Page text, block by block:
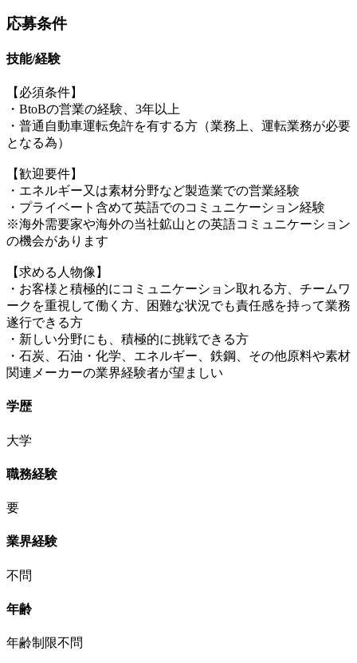
応募条件
技能/経験
【必須条件】
・BtoBの営業の経験、3年以上
・普通自動車運転免許を有する方（業務上、運転業務が必要
となる為）
【歓迎要件】
・エネルギー又は素材分野など製造業での営業経験
・プライベート含めて英語でのコミュニケーション経験
※海外需要家や海外の当社鉱山との英語コミュニケーション
の機会があります
【求める人物像】
・お客様と積極的にコミュニケーション取れる方、チームワ
ークを重視して働く方、困難な状況でも責任感を持って業務
遂行できる方
・新しい分野にも、積極的に挑戦できる方
・石炭、石油・化学、エネルギー、鉄鋼、その他原料や素材
関連メーカーの業界経験者が望ましい
学歴
大学
職務経験
要
業界経験
不問
年齢
年齢制限不問